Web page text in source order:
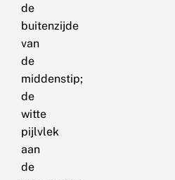
de
buitenzijde
van
de
middenstip;
de
witte
pijlvlek
aan
de